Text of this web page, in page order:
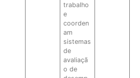
trabalho
e
coorden
am
sistemas
de
avaliaçã
o de